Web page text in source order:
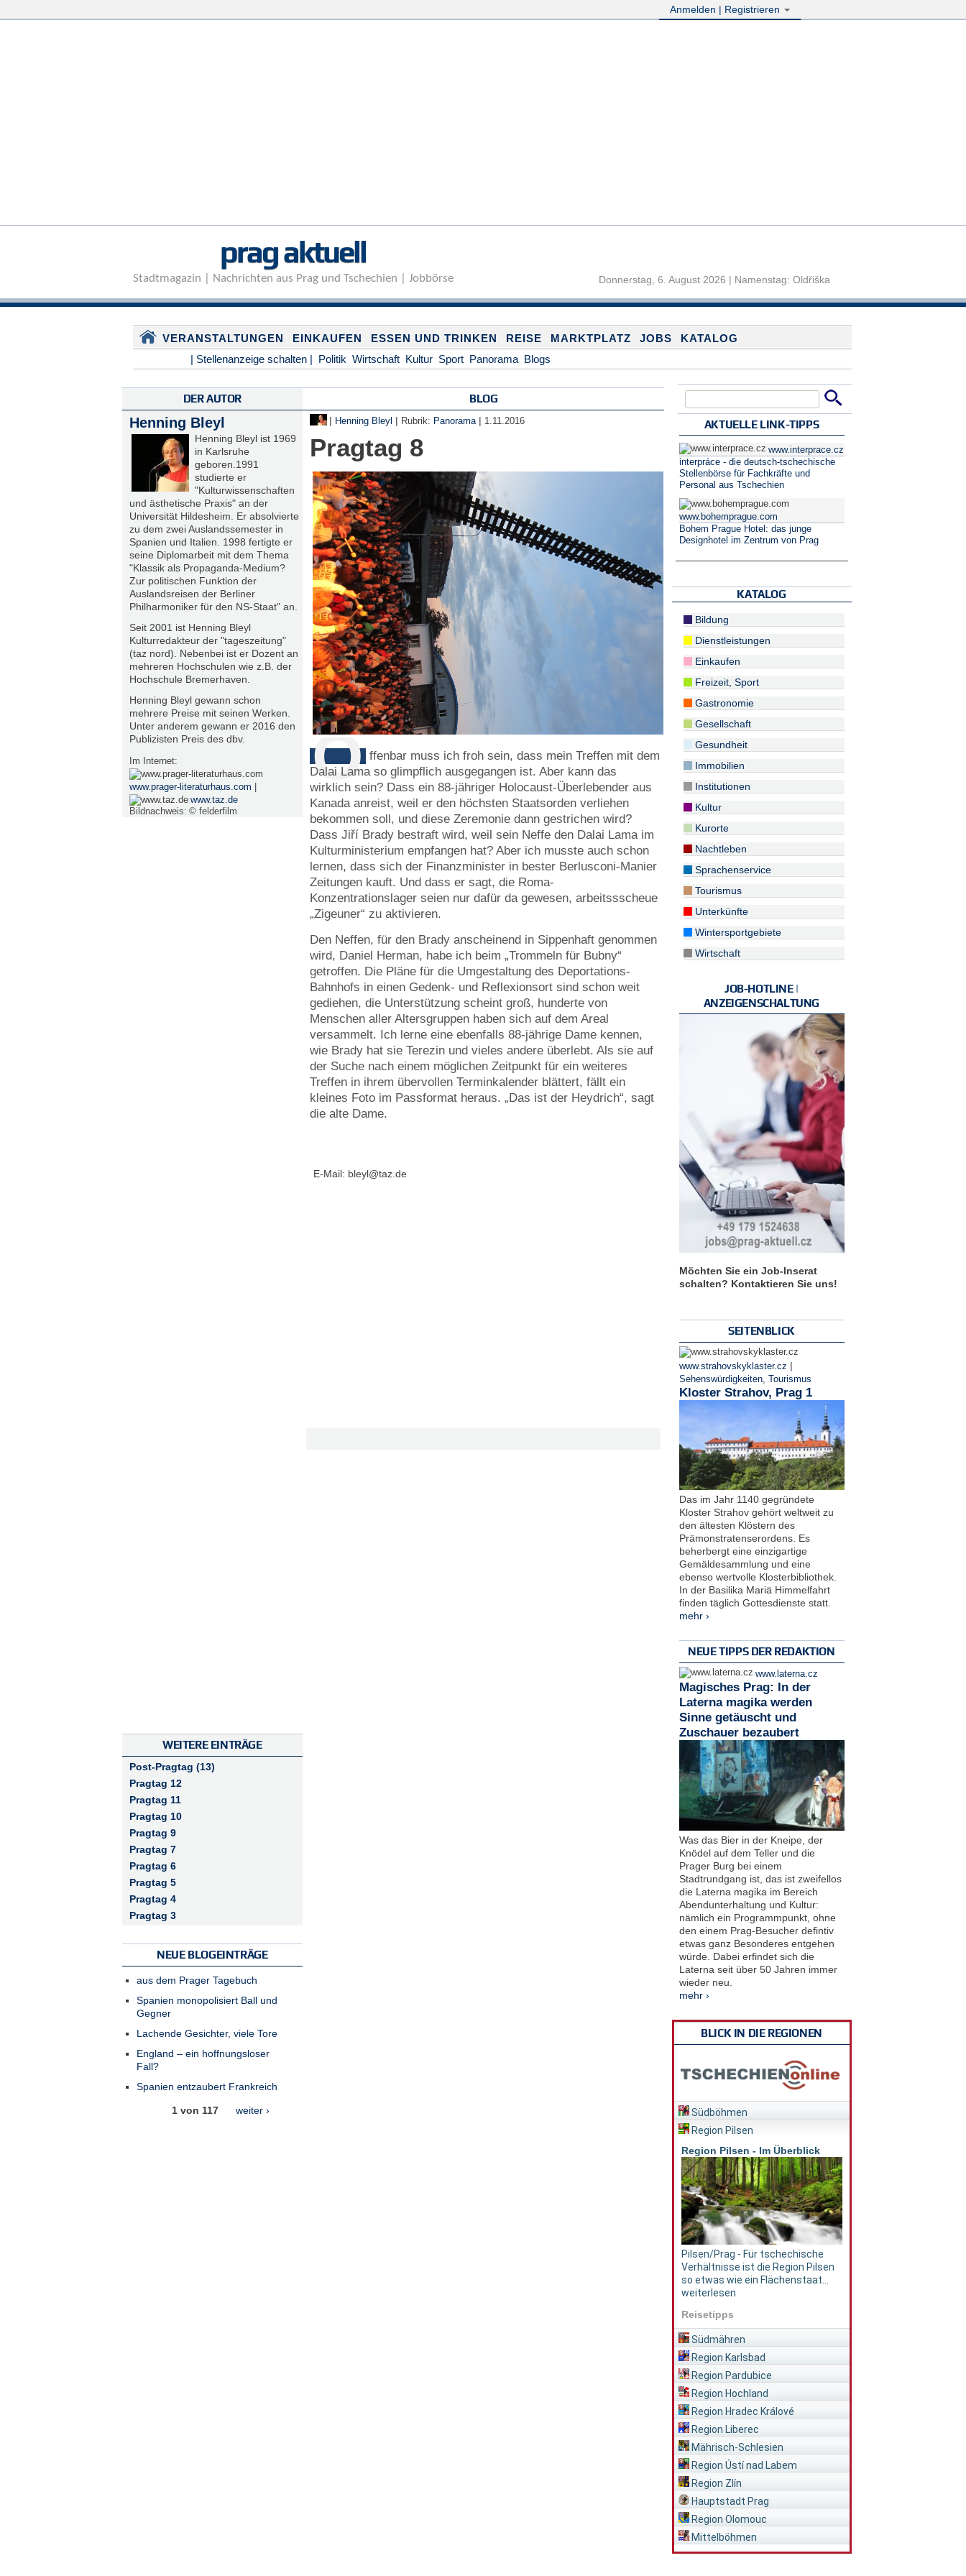
Anmelden | Registrieren
prag aktuell
Stadtmagazin | Nachrichten aus Prag und Tschechien | Jobbörse Donnerstag, 6. August 2026 | Namenstag: Oldřiška
VERANSTALTUNGEN EINKAUFEN ESSEN UND TRINKEN REISE MARKTPLATZ JOBS
KATALOG
| Stellenanzeige schalten | Politik Wirtschaft Kultur Sport Panorama Blogs
DER AUTOR
Henning Bleyl
Henning Bleyl ist 1969
in Karlsruhe
geboren.1991
studierte er
"Kulturwissenschaften
und ästhetische Praxis" an der
Universität Hildesheim. Er absolvierte
zu dem zwei Auslandssemester in
Spanien und Italien. 1998 fertigte er
seine Diplomarbeit mit dem Thema
"Klassik als Propaganda-Medium?
Zur politischen Funktion der
Auslandsreisen der Berliner
Philharmoniker für den NS-Staat" an.
Seit 2001 ist Henning Bleyl
Kulturredakteur der "tageszeitung"
(taz nord). Nebenbei ist er Dozent an
mehreren Hochschulen wie z.B. der
Hochschule Bremerhaven.
Henning Bleyl gewann schon
mehrere Preise mit seinen Werken.
Unter anderem gewann er 2016 den
Publizisten Preis des dbv.
Im Internet:
www.prager-literaturhaus.com
www.taz.de
Bildnachweis: © felderfilm
WEITERE EINTRÄGE
Post-Pragtag (13)
Pragtag 12
Pragtag 11
Pragtag 10
Pragtag 9
Pragtag 7
Pragtag 6
Pragtag 5
Pragtag 4
Pragtag 3
NEUE BLOGEINTRÄGE
aus dem Prager Tagebuch
Spanien monopolisiert Ball und
Gegner
Lachende Gesichter, viele Tore
England – ein hoffnungsloser
Fall?
Spanien entzaubert Frankreich
1 von 117 weiter ›
BLOG
| Henning Bleyl | Rubrik: Panorama | 1.11.2016
Pragtag 8
O ffenbar muss ich froh sein, dass mein Treffen mit dem
Dalai Lama so glimpflich ausgegangen ist. Aber kann das
wirklich sein? Dass ein 88-jähriger Holocaust-Überlebender aus
Kanada anreist, weil er den höchsten Staatsorden verliehen
bekommen soll, und diese Zeremonie dann gestrichen wird?
Dass Jiří Brady bestraft wird, weil sein Neffe den Dalai Lama im
Kulturministerium empfangen hat? Aber ich musste auch schon
lernen, dass sich der Finanzminister in bester Berlusconi-Manier
Zeitungen kauft. Und dass er sagt, die Roma-
Konzentrationslager seien nur dafür da gewesen, arbeitssscheue
„Zigeuner“ zu aktivieren.
Den Neffen, für den Brady anscheinend in Sippenhaft genommen
wird, Daniel Herman, habe ich beim „Trommeln für Bubny“
getroffen. Die Pläne für die Umgestaltung des Deportations-
Bahnhofs in einen Gedenk- und Reflexionsort sind schon weit
gediehen, die Unterstützung scheint groß, hunderte von
Menschen aller Altersgruppen haben sich auf dem Areal
versammelt. Ich lerne eine ebenfalls 88-jährige Dame kennen,
wie Brady hat sie Terezin und vieles andere überlebt. Als sie auf
der Suche nach einem möglichen Zeitpunkt für ein weiteres
Treffen in ihrem übervollen Terminkalender blättert, fällt ein
kleines Foto im Passformat heraus. „Das ist der Heydrich“, sagt
die alte Dame.
E-Mail: bleyl@taz.de
AKTUELLE LINK-TIPPS
www.interprace.cz
interpráce - die deutsch-tschechische
Stellenbörse für Fachkräfte und
Personal aus Tschechien
www.bohemprague.com
Bohem Prague Hotel: das junge
Designhotel im Zentrum von Prag
KATALOG
Bildung
Dienstleistungen
Einkaufen
Freizeit, Sport
Gastronomie
Gesellschaft
Gesundheit
Immobilien
Institutionen
Kultur
Kurorte
Nachtleben
Sprachenservice
Tourismus
Unterkünfte
Wintersportgebiete
Wirtschaft
JOB-HOTLINE |
ANZEIGENSCHALTUNG
Möchten Sie ein Job-Inserat
schalten? Kontaktieren Sie uns!
SEITENBLICK
www.strahovskyklaster.cz |
Sehenswürdigkeiten, Tourismus
Kloster Strahov, Prag 1
Das im Jahr 1140 gegründete
Kloster Strahov gehört weltweit zu
den ältesten Klöstern des
Prämonstratenserordens. Es
beherbergt eine einzigartige
Gemäldesammlung und eine
ebenso wertvolle Klosterbibliothek.
In der Basilika Mariä Himmelfahrt
finden täglich Gottesdienste statt.
mehr ›
NEUE TIPPS DER REDAKTION
www.laterna.cz
Magisches Prag: In der
Laterna magika werden
Sinne getäuscht und
Zuschauer bezaubert
Was das Bier in der Kneipe, der
Knödel auf dem Teller und die
Prager Burg bei einem
Stadtrundgang ist, das ist zweifellos
die Laterna magika im Bereich
Abendunterhaltung und Kultur:
nämlich ein Programmpunkt, ohne
den einem Prag-Besucher defintiv
etwas ganz Besonderes entgehen
würde. Dabei erfindet sich die
Laterna seit über 50 Jahren immer
wieder neu.
mehr ›
BLICK IN DIE REGIONEN
Südböhmen
Region Pilsen
Region Pilsen - Im Überblick
Pilsen/Prag - Für tschechische
Verhältnisse ist die Region Pilsen
so etwas wie ein Flächenstaat...
weiterlesen
Reisetipps
Südmähren
Region Karlsbad
Region Pardubice
Region Hochland
Region Hradec Králové
Region Liberec
Mährisch-Schlesien
Region Ústí nad Labem
Region Zlín
Hauptstadt Prag
Region Olomouc
Mittelböhmen